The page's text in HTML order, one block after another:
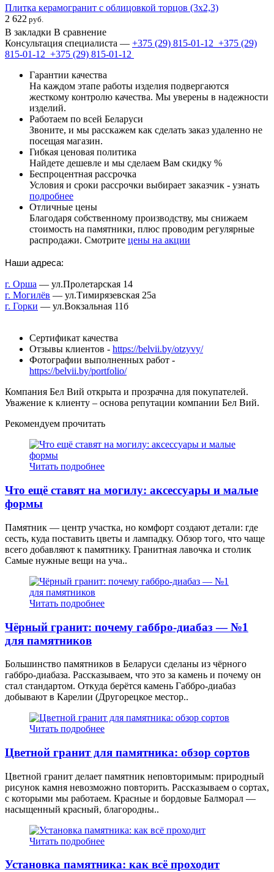
Плитка керамогранит с облицовкой торцов (3х2,3)
2 622 руб.
В закладки В сравнение
Консультация специалиста — +375 (29) 815-01-12 +375 (29)
815-01-12 +375 (29) 815-01-12
Гарантии качества
На каждом этапе работы изделия подвергаются
жесткому контролю качества. Мы уверены в надежности
изделий.
Работаем по всей Беларуси
Звоните, и мы расскажем как сделать заказ удаленно не
посещая магазин.
Гибкая ценовая политика
Найдете дешевле и мы сделаем Вам скидку %
Беспроцентная рассрочка
Условия и сроки рассрочки выбирает заказчик - узнать
подробнее
Отличные цены
Благодаря собственному производству, мы снижаем
стоимость на памятники, плюс проводим регулярные
распродажи. Смотрите цены на акции
Наши адреса:
г. Орша — ул.Пролетарская 14
г. Могилёв — ул.Тимирязевская 25а
г. Горки — ул.Вокзальная 11б
Сертификат качества
Отзывы клиентов - https://belvii.by/otzyvy/
Фотографии выполненных работ -
https://belvii.by/portfolio/
Компания Бел Вий открыта и прозрачна для покупателей.
Уважение к клиенту – основа репутации компании Бел Вий.
Рекомендуем прочитать
Читать подробнее
Что ещё ставят на могилу: аксессуары и малые
формы
Памятник — центр участка, но комфорт создают детали: где
сесть, куда поставить цветы и лампадку. Обзор того, что чаще
всего добавляют к памятнику. Гранитная лавочка и столик
Самые нужные вещи на уча..
Читать подробнее
Чёрный гранит: почему габбро-диабаз — №1
для памятников
Большинство памятников в Беларуси сделаны из чёрного
габбро-диабаза. Рассказываем, что это за камень и почему он
стал стандартом. Откуда берётся камень Габбро-диабаз
добывают в Карелии (Другорецкое местор..
Читать подробнее
Цветной гранит для памятника: обзор сортов
Цветной гранит делает памятник неповторимым: природный
рисунок камня невозможно повторить. Рассказываем о сортах,
с которыми мы работаем. Красные и бордовые Балморал —
насыщенный красный, благородны..
Читать подробнее
Установка памятника: как всё проходит